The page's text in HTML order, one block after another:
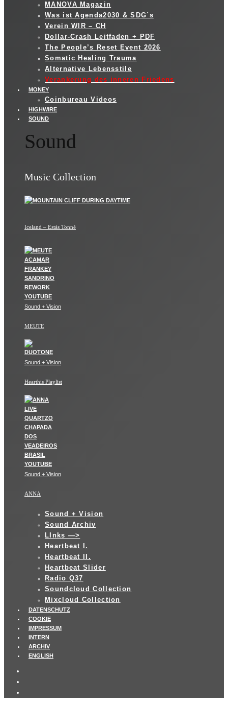
MANOVA Magazin
Was ist Agenda2030 & SDG´s
Verein WIR – CH
Dollar-Crash Leitfaden + PDF
The People’s Reset Event 2026
Somatic Healing Trauma
Alternative Lebensstile
Verankerung des inneren Friedens
MONEY
Coinbureau Videos
HIGHWIRE
SOUND
Sound
Music Collection
Iceland – Estás Tonné
Sound + Vision
MEUTE
Sound + Vision
Hearthis Playlist
Sound + Vision
ANNA
Sound + Vision
Sound Archiv
LInks —>
Heartbeat I.
Heartbeat II.
Heartbeat Slider
Radio Q37
Soundcloud Collection
Mixcloud Collection
DATENSCHUTZ
COOKIE
IMPRESSUM
INTERN
ARCHIV
ENGLISH